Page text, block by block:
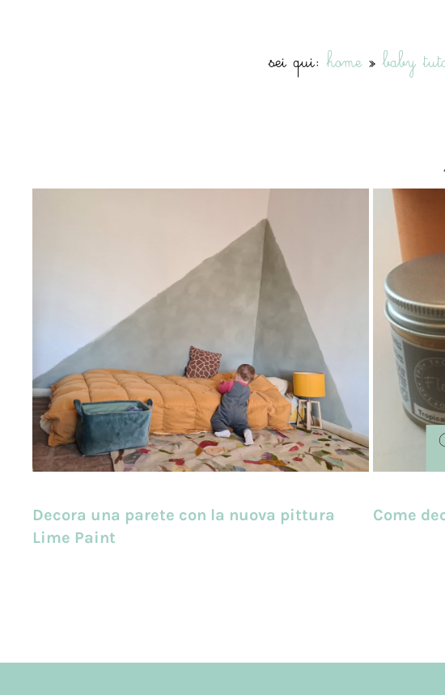
home baby
Decora una parete con la nuova pittura
Lime Paint
Come